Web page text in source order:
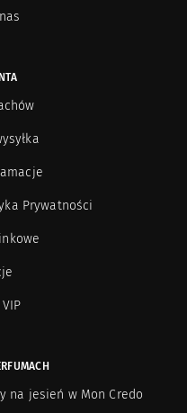
i wysyłka
reklamacje
oraz Polityka Prywatności
na jesień w Mon Credo